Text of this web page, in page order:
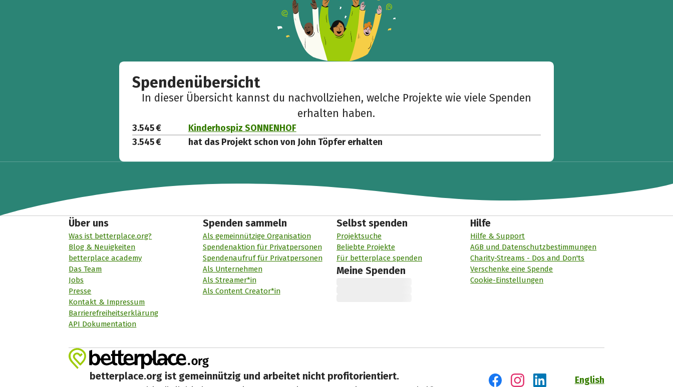
Spendenübersicht
In dieser Übersicht kannst du nachvollziehen, welche Projekte wie viele Spenden
erhalten haben.
3.545 €
Kinderhospiz SONNENHOF
3.545 €
hat das Projekt schon von John Töpfer erhalten
Über uns
Was ist betterplace.org?
Blog & Neuigkeiten
betterplace academy
Das Team
Jobs
Presse
Kontakt & Impressum
Barrierefreiheitserklärung
API Dokumentation
Spenden sammeln
Als gemeinnützige Organisation
Spendenaktion für Privatpersonen
Spendenaufruf für Privatpersonen
Als Unternehmen
Als Streamer*in
Als Content Creator*in
Selbst spenden
Projektsuche
Beliebte Projekte
Für betterplace spenden
Meine Spenden
Hilfe
Hilfe & Support
AGB und Datenschutzbestimmungen
Charity-Streams - Dos and Don'ts
Verschenke eine Spende
Cookie-Einstellungen
betterplace.org ist gemeinnützig und arbeitet nicht profitorientiert.
English